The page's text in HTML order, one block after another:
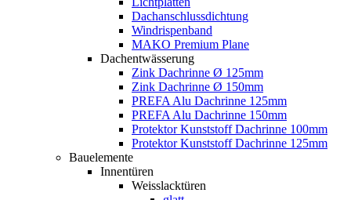
Dachanschlussdichtung
Windrispenband
MAKO Premium Plane
Dachentwässerung
Zink Dachrinne Ø 125mm
Zink Dachrinne Ø 150mm
PREFA Alu Dachrinne 125mm
PREFA Alu Dachrinne 150mm
Protektor Kunststoff Dachrinne 100mm
Protektor Kunststoff Dachrinne 125mm
Bauelemente
Innentüren
Weisslacktüren